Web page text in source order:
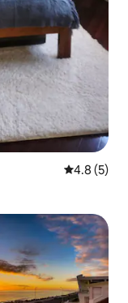
レビュー5
4.8 (5)